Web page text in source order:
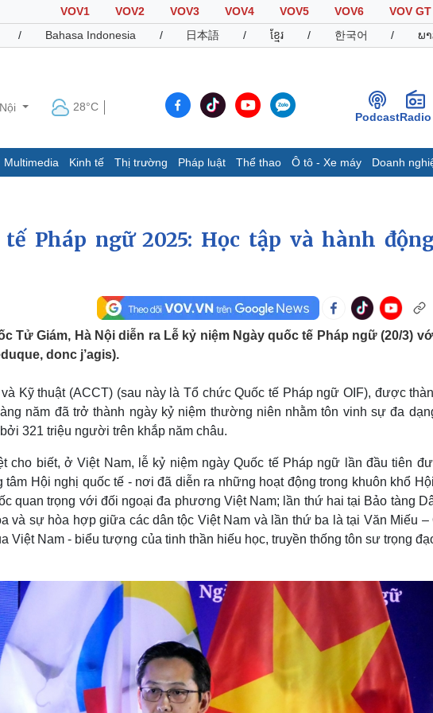
VOV1 VOV2 VOV3 VOV4 VOV5 VOV6
VOV GT
/ Bahasa Indonesia / 日本語 / ខ្មែរ / 한국어 / ພ
28°C
PodcastRadio
Multimedia Kinh tế Thị trường Pháp luật Thể thao Ô tô - Xe máy Doanh
tiết
Cuộc sống đó đây
Hồ sơ
Ảnh
E-Magazine
Quốc phòng
Thể thao
Bóng đá
Lịch thi đấu bóng đá
eSports
Hậu trường
Ô tô - Xe máy
Gia đình
Sân khấu - Điện ảnh
Văn học
Âm nhạc
Di sản
Nghệ sĩ
Thời trang
Sao Việt
Pháp ngữ 2025: Học tập và hành
Tử Giám, Hà Nội diễn ra Lễ kỷ niệm Ngày quốc tế Pháp ngữ (20/3)
donc j’agis).
Kỹ thuật (ACCT) (sau này là Tổ chức Quốc tế Pháp ngữ OIF), được
năm đã trở thành ngày kỷ niệm thường niên nhằm tôn vinh sự đa
321 triệu người trên khắp năm châu.
cho biết, ở Việt Nam, lễ kỷ niệm ngày Quốc tế Pháp ngữ lần đầu tiên
Hội nghị quốc tế - nơi đã diễn ra những hoạt động trong khuôn khổ
quan trọng với đối ngoại đa phương Việt Nam; lần thứ hai tại Bảo tàng
và sự hòa hợp giữa các dân tộc Việt Nam và lần thứ ba là tại Văn Miếu –
Việt Nam - biểu tượng của tinh thần hiếu học, truyền thống tôn sư trọng